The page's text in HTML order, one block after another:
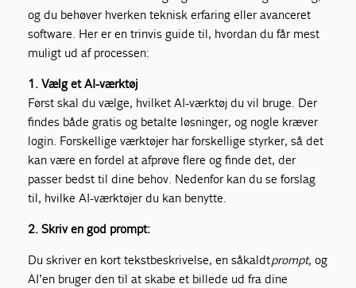
og du behøver hverken teknisk erfaring eller avanceret
software. Her er en trinvis guide til, hvordan du får mest
muligt ud af processen:
1. Vælg et AI-værktøj
Først skal du vælge, hvilket AI-værktøj du vil bruge. Der
findes både gratis og betalte løsninger, og nogle kræver
login. Forskellige værktøjer har forskellige styrker, så det
kan være en fordel at afprøve flere og finde det, der
passer bedst til dine behov. Nedenfor kan du se forslag
til, hvilke AI-værktøjer du kan benytte.
2. Skriv en god prompt:
Du skriver en kort tekstbeskrivelse, en såkaldtprompt,og
AI’en bruger den til at skabe et billede ud fra dine